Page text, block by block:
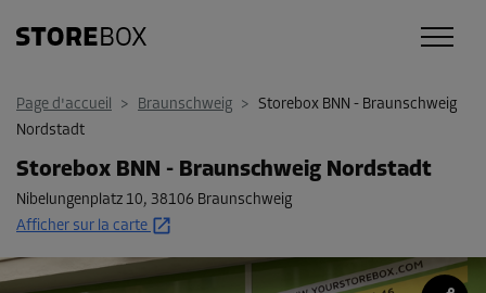
Page d'accueil > Braunschweig > Storebox BNN - Braunschweig
Nordstadt
Storebox BNN - Braunschweig Nordstadt
Nibelungenplatz 10, 38106 Braunschweig
Afficher sur la carte